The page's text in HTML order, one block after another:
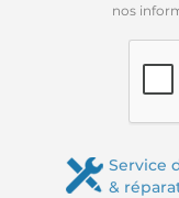
nos
Service
&